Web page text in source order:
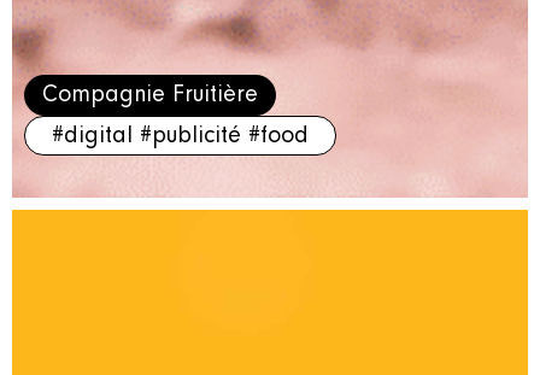
Compagnie Fruitière
#digital
#publicité #food